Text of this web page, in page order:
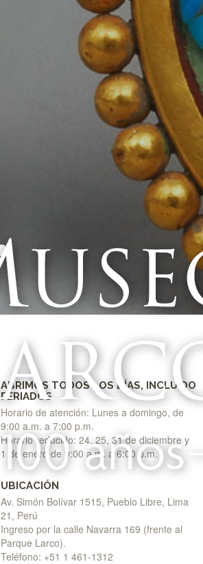
ABRIMOS TODOS LOS DÍAS, INCLUIDO
FERIADOS
Horario de atención: Lunes a domingo, de
9:00 a.m. a 7:00 p.m.
Horario reducido: 24, 25, 31 de diciembre y
1 de enero de 9:00 a.m. a 6:00 p.m.
UBICACIÓN
Av. Simón Bolívar 1515, Pueblo Libre, Lima
21, Perú
Ingreso por la calle Navarra 169 (frente al
Parque Larco).
Teléfono: +51 1 461-1312